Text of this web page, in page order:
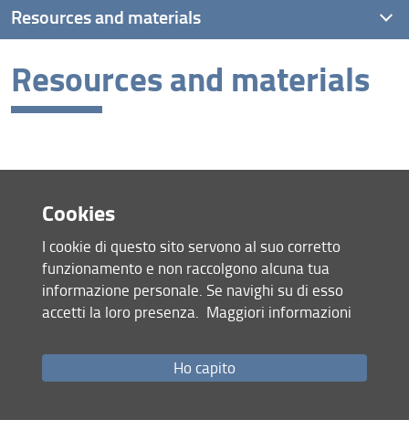
Resources and materials
Resources and materials
Video pillole
Site map
RSS feed
Privacy policy
Accessibility
Cookies
I cookie di questo sito servono al suo corretto
funzionamento e non raccolgono alcuna tua
informazione personale. Se navighi su di esso
accetti la loro presenza. Maggiori informazioni
Ho capito